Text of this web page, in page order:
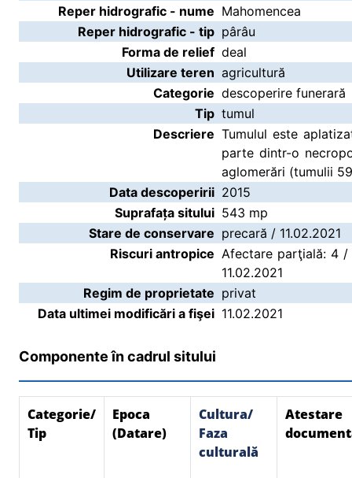
Reper hidrografic - nume Mahomencea
Reper hidrografic - tip pârâu
Forma de relief deal
Utilizare teren agricultură
Categorie descoperire funerară
Tip tumul
Descriere Tumulul este
parte dintr-o
aglomerări (tumulii
Data descoperirii 2015
Suprafața sitului 543 mp
Stare de conservare precară / 11.02.2021
Riscuri antropice Afectare parţială: 4 /
11.02.2021
Regim de proprietate privat
Data ultimei modificări a fişei 11.02.2021
Componente în cadrul sitului
Categorie/
Tip
Epoca
(Datare)
Cultura/
Faza
culturală
Atestare